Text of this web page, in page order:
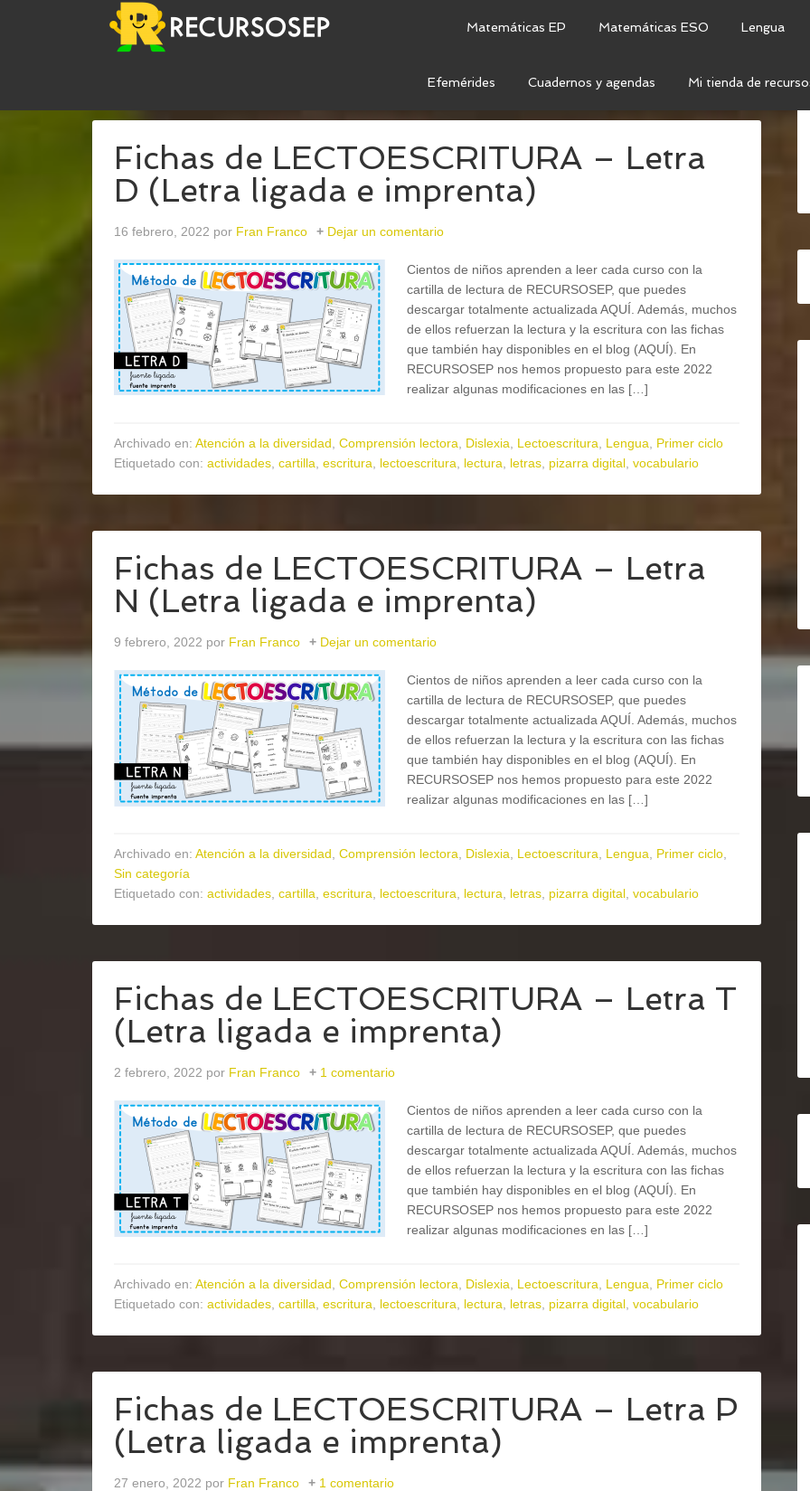
Matemáticas EP Matemáticas ESO Lengua
Efemérides Cuadernos y agendas Mi tienda de
Fichas de LECTOESCRITURA – Letra
D (Letra ligada e imprenta)
16 febrero, 2022 por Fran Franco Dejar un comentario
Cientos de niños aprenden a leer cada curso con la
cartilla de lectura de RECURSOSEP, que puedes
descargar totalmente actualizada AQUÍ. Además, muchos
de ellos refuerzan la lectura y la escritura con las fichas
que también hay disponibles en el blog (AQUÍ). En
RECURSOSEP nos hemos propuesto para este 2022
realizar algunas modificaciones en las […]
Archivado en: Atención a la diversidad Comprensión lectora Dislexia Lectoescritura Lengua
Primer ciclo
Etiquetado con: actividades cartilla escritura lectoescritura lectura letras pizarra digital vocabulario
Fichas de LECTOESCRITURA – Letra
N (Letra ligada e imprenta)
9 febrero, 2022 por Fran Franco Dejar un comentario
Cientos de niños aprenden a leer cada curso con la
cartilla de lectura de RECURSOSEP, que puedes
descargar totalmente actualizada AQUÍ. Además, muchos
de ellos refuerzan la lectura y la escritura con las fichas
que también hay disponibles en el blog (AQUÍ). En
RECURSOSEP nos hemos propuesto para este 2022
realizar algunas modificaciones en las […]
Archivado en: Atención a la diversidad Comprensión lectora Dislexia Lectoescritura Lengua Primer ciclo
Sin categoría
Etiquetado con: actividades cartilla escritura lectoescritura lectura letras pizarra digital vocabulario
Fichas de LECTOESCRITURA – Letra T
(Letra ligada e imprenta)
2 febrero, 2022 por Fran Franco 1 comentario
Cientos de niños aprenden a leer cada curso con la
cartilla de lectura de RECURSOSEP, que puedes
descargar totalmente actualizada AQUÍ. Además, muchos
de ellos refuerzan la lectura y la escritura con las fichas
que también hay disponibles en el blog (AQUÍ). En
RECURSOSEP nos hemos propuesto para este 2022
realizar algunas modificaciones en las […]
Archivado en: Atención a la diversidad Comprensión lectora Dislexia Lectoescritura Lengua
Primer ciclo
Etiquetado con: actividades cartilla escritura lectoescritura lectura letras pizarra digital vocabulario
Fichas de LECTOESCRITURA – Letra P
(Letra ligada e imprenta)
27 enero, 2022 por Fran Franco 1 comentario